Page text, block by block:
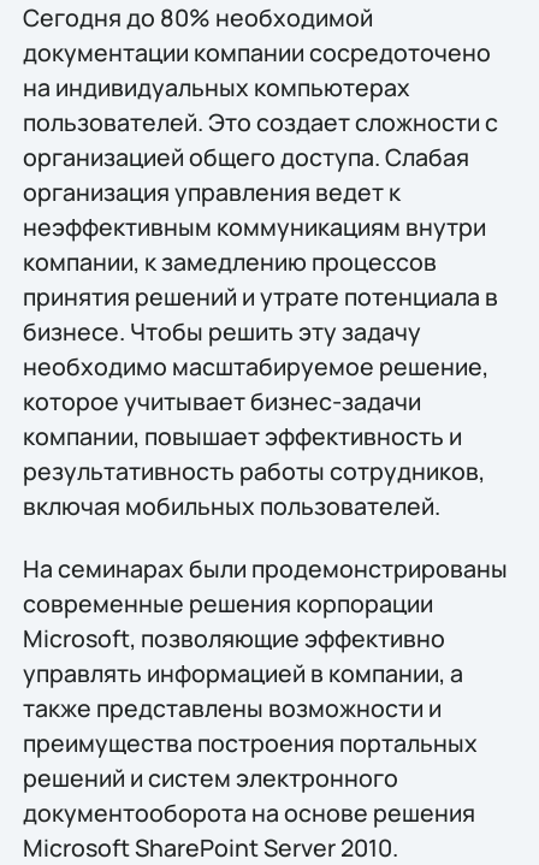
Сегодня до 80% необходимой
документации компании сосредоточено
на индивидуальных компьютерах
пользователей. Это создает сложности с
организацией общего доступа. Слабая
организация управления ведет к
неэффективным коммуникациям внутри
компании, к замедлению процессов
принятия решений и утрате потенциала в
бизнесе. Чтобы решить эту задачу
необходимо масштабируемое решение,
которое учитывает бизнес-задачи
компании, повышает эффективность и
результативность работы сотрудников,
включая мобильных пользователей.
На семинарах были продемонстрированы
современные решения корпорации
Microsoft, позволяющие эффективно
управлять информацией в компании, а
также представлены возможности и
преимущества построения портальных
решений и систем электронного
документооборота на основе решения
Microsoft SharePoint Server 2010.